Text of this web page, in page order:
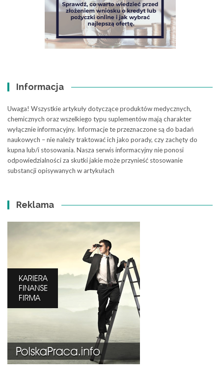
Informacja
Uwaga! Wszystkie artykuły dotyczące produktów medycznych,
chemicznych oraz wszelkiego typu suplementów mają charakter
wyłącznie informacyjny. Informacje te przeznaczone są do badań
naukowych – nie należy traktować ich jako porady, czy zachęty do
kupna lub/i stosowania. Nasza serwis informacyjny nie ponosi
odpowiedzialności za skutki jakie może przynieść stosowanie
substancji opisywanych w artykułach
Reklama